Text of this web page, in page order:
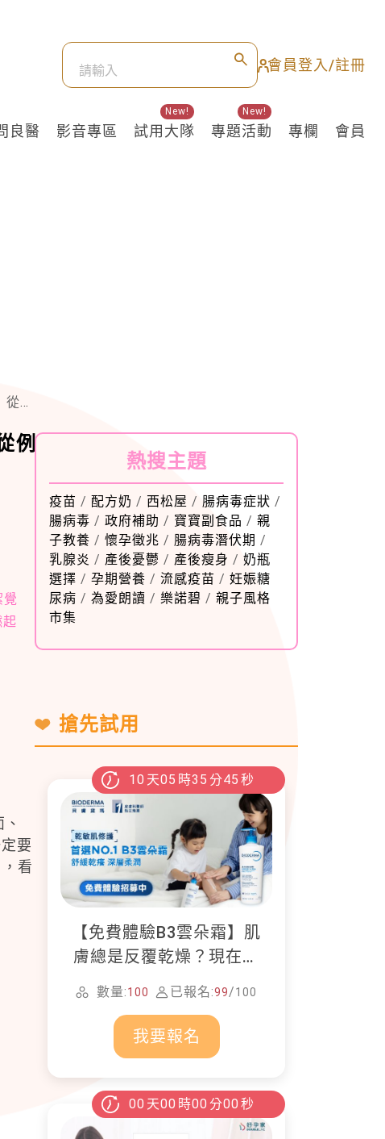
會員登入/註冊
良醫 影音專區 試用大隊
New!
專題活動
New!
專欄 會員
看
例
覺
要
看
熱搜主題
疫苗 / 配方奶 / 西松屋 / 腸病毒症狀 /
腸病毒 / 政府補助 / 寶寶副食品 / 親
子教養 / 懷孕徵兆 / 腸病毒潛伏期 /
乳腺炎 / 產後憂鬱 / 產後瘦身 / 奶瓶
選擇 / 孕期營養 / 流感疫苗 / 妊娠糖
尿病 / 為愛朗讀 / 樂諾碧 / 親子風格
市集
搶先試用
10 天05 時35 分44 秒
【免費體驗B3雲朵霜】肌
膚總是反覆乾燥？現在就
加入貝膚黛瑪修護體驗計
畫！
數量:100 已報名:99/100
我要報名
00 天00 時00 分00 秒